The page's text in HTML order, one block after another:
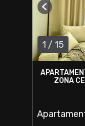
1 / 15
Previous
ZONA